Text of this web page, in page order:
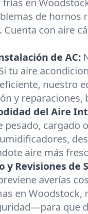
en
de hornos
Cuenta con aire
de AC:
tu aire
nuestro
y reparaciones,
del Aire
pesado, cargado
aire más
Revisiones de
averías
en
que